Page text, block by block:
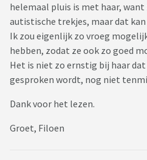
helemaal pluis is met haar,
autistische trekjes, maar dat
Ik zou eigenlijk zo vroeg
hebben, zodat ze ook zo goed
Het is niet zo ernstig bij haar
gesproken wordt, nog niet
Dank voor het lezen.
Groet, Filoen